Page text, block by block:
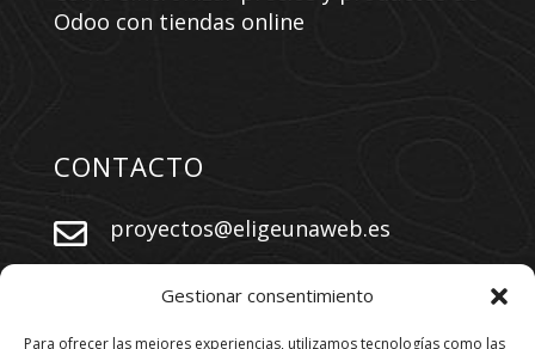
Gestionar consentimiento
Para ofrecer las mejores experiencias, utilizamos tecnologías como las
Odoo con tiendas online
CONTACTO
 proyectos@eligeunaweb.es
+34 609 730 569